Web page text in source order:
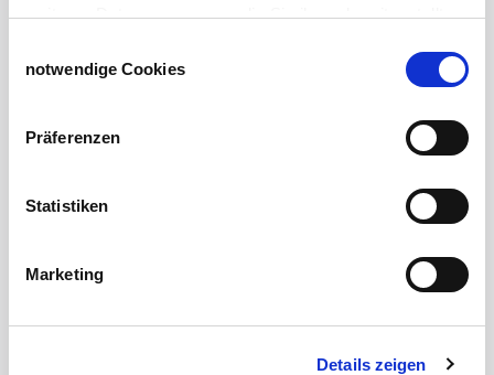
weiteren Daten zusammen, die Sie ihnen bereitgestellt
gesammelt haben.
notwendige Cookies
Präferenzen
Statistiken
Marketing
Details zeigen
Viehzucht
Laufschienen
Weidezaun für Rinder
Der Weidezaun nach dem Winter
Weidezaun selber bauen